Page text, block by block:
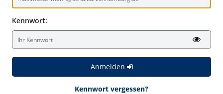
Kennwort:
Anmelden
Kennwort vergessen?